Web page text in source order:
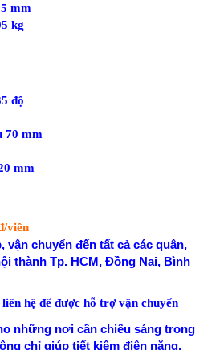
mm
kg
độ
70 mm
mm
viên
vận chuyển đến tất cả các quân,
thành Tp. HCM, Đồng Nai, Bình
hệ để được hỗ trợ vận chuyển
những nơi cần chiếu sáng trong
chỉ giúp tiết kiệm điện năng,